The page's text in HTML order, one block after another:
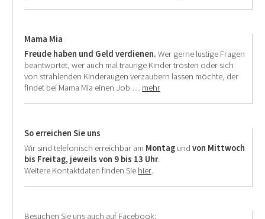
Mama Mia
Freude haben und Geld verdienen. Wer gerne lustige Fragen
beantwortet, wer auch mal traurige Kinder trösten oder sich
von strahlenden Kinderaugen verzaubern lassen möchte, der
findet bei Mama Mia einen Job … mehr
So erreichen Sie uns
Wir sind telefonisch erreichbar am Montag und von Mittwoch
bis Freitag, jeweils von 9 bis 13 Uhr.
Weitere Kontaktdaten finden Sie hier.
Besuchen Sie uns auch auf Facebook: